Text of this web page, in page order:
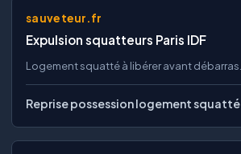
sauveteur.fr
Expulsion squatteurs Paris IDF
Logement squatté à libérer avant débarras.
Reprise possession logement squatté